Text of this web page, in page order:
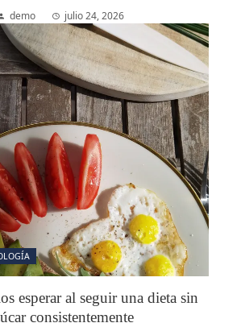
demo julio 24, 2026
esperar al seguir una dieta sin
consistentemente